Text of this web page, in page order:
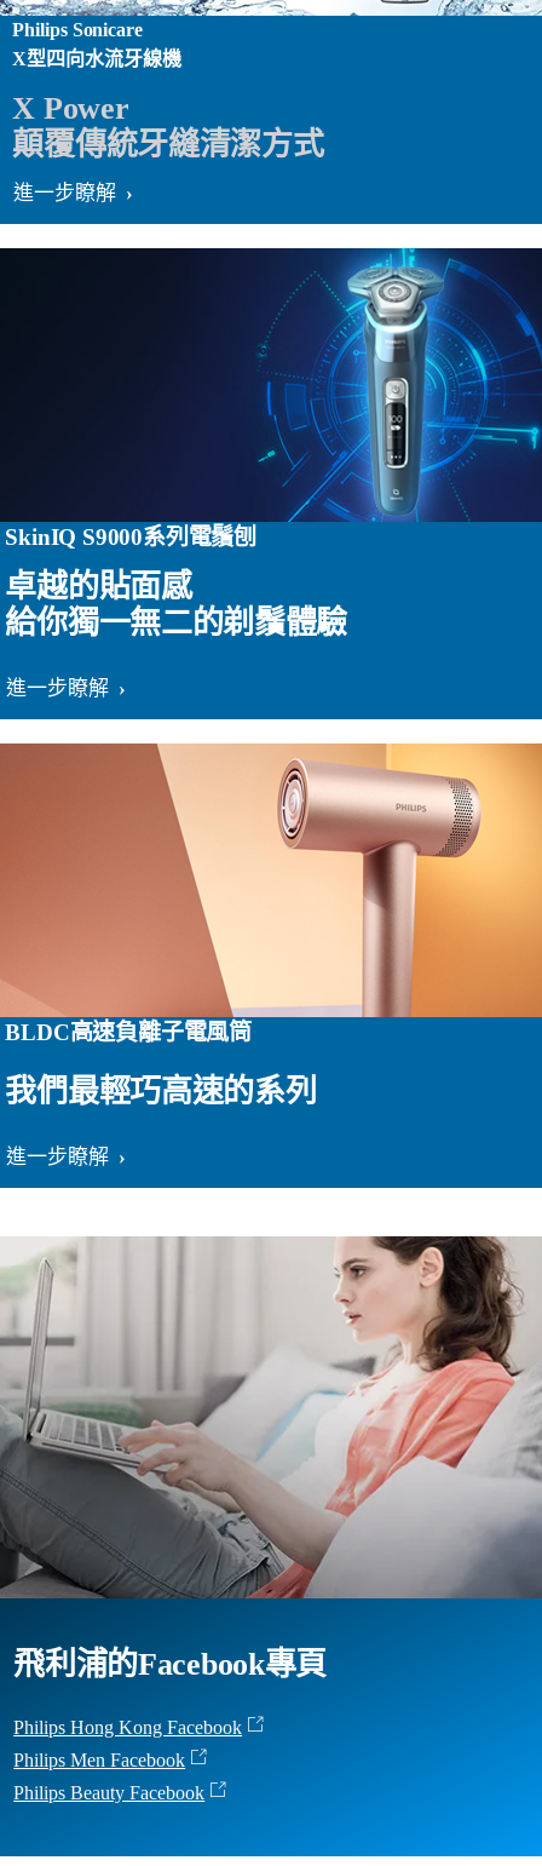
Philips Sonicare
X型四向水流牙線機
X Power
顛覆傳統牙縫清潔方式
進一步瞭解
SkinIQ S9000系列電鬚刨
卓越的貼面感
給你獨一無二的剃鬚體驗
進一步瞭解
BLDC高速負離子電風筒
我們最輕巧高速的系列
進一步瞭解
飛利浦的Facebook專頁
Philips Hong Kong Facebook
Philips Men Facebook
Philips Beauty Facebook